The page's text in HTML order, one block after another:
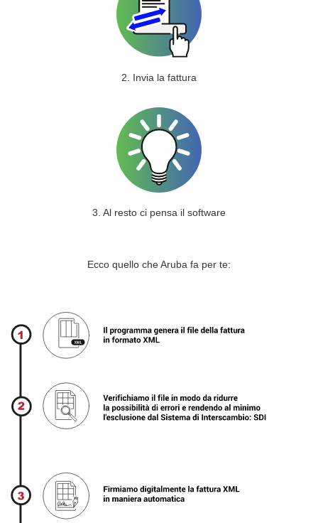
2. Invia la fattura
3. Al resto ci pensa il software
Ecco quello che Aruba fa per te: